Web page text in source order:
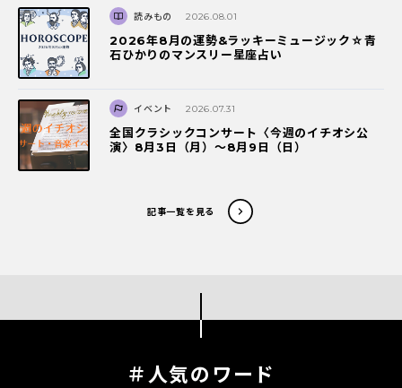
読みもの 2026.08.01
2026年8月の運勢&ラッキーミュージック☆青
石ひかりのマンスリー星座占い
イベント 2026.07.31
全国クラシックコンサート〈今週のイチオシ公
演〉8月3日（月）～8月9日（日）
記事一覧を見る
＃人気のワード